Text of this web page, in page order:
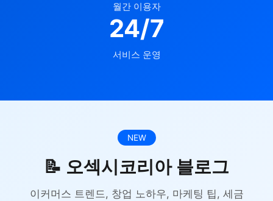
월간 이용자
24/7
서비스 운영
NEW
📝 오섹시코리아 블로그
이커머스 트렌드, 창업 노하우, 마케팅 팁, 세금